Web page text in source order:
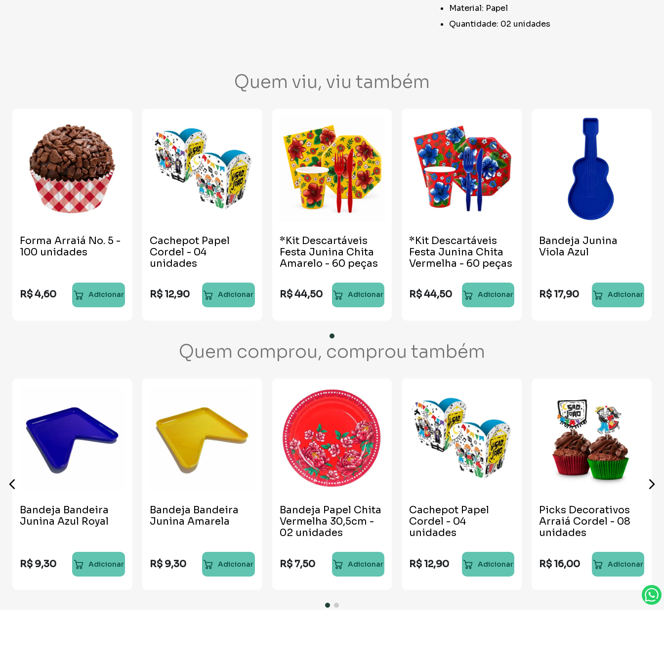
Material: Papel
Quantidade: 02 unidades
Quem viu, viu também
Forma Arraiá No. 5 -
100 unidades
R$4,60 Adicionar
Cachepot Papel
Cordel - 04
unidades
R$ 12,90 Adicionar
*Kit Descartáveis
Festa Junina Chita
Amarelo - 60 peças
R$44,50 Adicionar
*Kit Descartáveis
Festa Junina Chita
Vermelha - 60 peças
R$44,50 Adicionar
Bandeja Junina
Viola Azul
R$ 17,90 Adicionar
Quem comprou, comprou também
Bandeja Bandeira
Junina Azul Royal
R$ 9,30 Adicionar
Bandeja Bandeira
Junina Amarela
R$ 9,30 Adicionar
Bandeja Papel Chita
Vermelha 30,5cm -
02 unidades
R$ 7,50 Adicionar
Cachepot Papel
Cordel - 04
unidades
R$ 12,90 Adicionar
Picks Decorativos
Arraiá Cordel - 08
unidades
R$ 16,00 Adicionar